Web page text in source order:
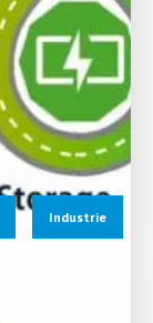
Industrie